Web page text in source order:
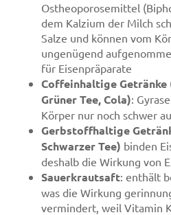
Ostheoporosemittel
dem Kalzium der Milch
Salze und können vom
ungenügend
für Eisenpräparate
Coffeinhaltige Getränke
Grüner Tee, Cola):
Körper nur noch schwer
Gerbstoffhaltige
Schwarzer Tee) binden
deshalb die Wirkung von
Sauerkrautsaft: enthält
was die Wirkung
vermindert, weil Vitamin